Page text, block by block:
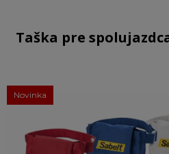
Taška pre
Novinka